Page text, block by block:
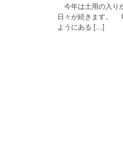
今年は土用の入り
日々が続きます。
ようにある […]